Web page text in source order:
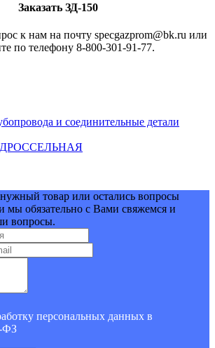
Заказать ЗД-150
к нам на почту specgazprom@bk.ru или
по телефону 8-800-301-91-77.
и соединительные детали
товар или остались вопросы
мы обязательно с Вами свяжемся и
вопросы.
персональных данных в
ФЗ